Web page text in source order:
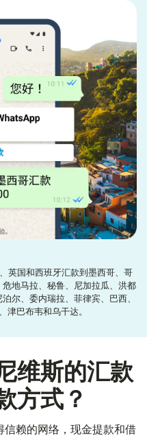
英国和西班牙汇款到墨西哥、哥
地马拉、秘鲁、尼加拉瓜、洪都
尔、委内瑞拉、菲律宾、巴西、
津巴布韦和乌干达。
维斯的汇款
方式？
信赖的网络，现金提款和借